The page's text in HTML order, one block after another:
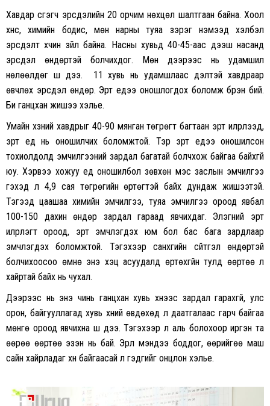
Хавдар үүсгэгч эрсдэлийн 20 орчим нөхцөл шалтгаан байна. Хоол
хүнс, химийн бодис, мөн нарны туяа зэрэг нэмээд хэлбэл
эрсдэлт хүчин зүйл байна. Насны хувьд 40-45-аас дээш насанд
эрсдэл өндөртэй болчихдог. Мөн дээрээс нь удамшил
нөлөөлдөг шүү дээ. 11 хувь нь удамшлаас үүдэлтэй хавдраар
өвчлөх эрсдэл өндөр. Эрт үедээ оношлогдох боломж бүрэн бий.
Би ганцхан жишээ хэлье.
Умайн хүзүүний хавдрыг 40-90 мянган төгрөгт багтаан эрт илрүүлээд,
эрт үед нь оношилчих боломжтой. Тэр эрт үедээ оношилсон
тохиолдолд эмчилгээний зардал багатай болчхож байгаа байхгүй
юу. Хэрвээ хожуу үед оношилбол зөвхөн мэс заслын эмчилгээ
гэхэд л 4,9 сая төгрөгийн өртөгтэй байх дундаж жишээтэй.
Тэгээд цаашаа химийн эмчилгээ, туяа эмчилгээ ороод явбал
100-150 дахин өндөр зардал гараад явчихдаг. Элэгний эрт
илрүүлэгт ороод, эрт эмчлэгдэх юм бол бас бага зардлаар
эмчлэгдэх боломжтой. Тэгэхээр санхүүгийн сүйтгэл өндөртэй
болчихоосоо өмнө энэ хэцүү асуудалд өртөхгүйн тулд өөртөө л
хайртай байх нь чухал.
Дээрээс нь энэ чинь ганцхан хувь хүнээс зардал гарахгүй, улс
орон, байгууллагад хувь хүний өвдөхөд л даатгалаас гарч байгаа
мөнгө ороод явчихна шүү дээ. Тэгэхээр л аль болохоор иргэн та
өөрөө өөртөө эзэн нь бай. Эрүүл мэндээ боддог, өөрийгөө маш
сайн хайрладаг хүн байгаасай л гэдгийг онцлон хэлье.